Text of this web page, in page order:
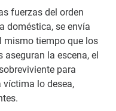
fuerzas del orden
doméstica, se envía
mismo tiempo que los
aseguran la escena, el
para
lo desea,